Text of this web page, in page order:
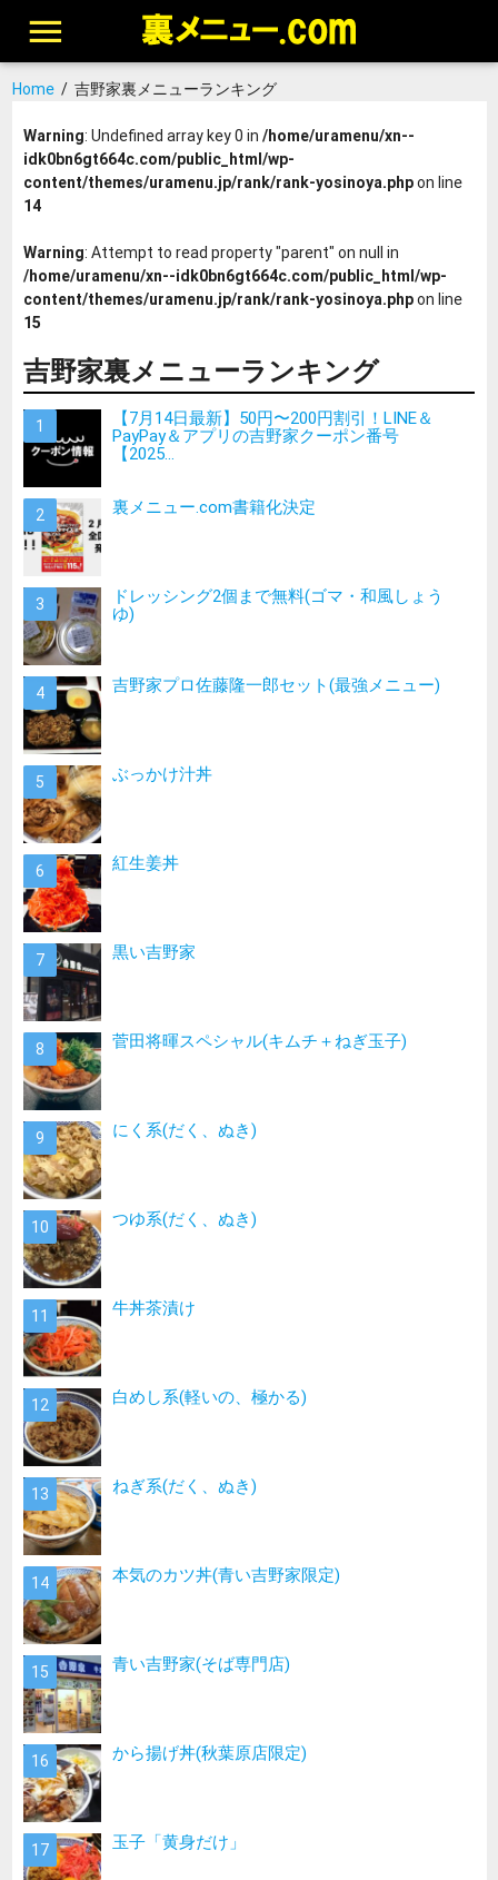
Home/ 吉野家裏メニューランキング
Warning: Undefined array key 0 in /home/uramenu/xn--
idk0bn6gt664c.com/public_html/wp-
content/themes/uramenu.jp/rank/rank-yosinoya.phpon line
14
Warning: Attempt to read property "parent" on null in
/home/uramenu/xn--idk0bn6gt664c.com/public_html/wp-
content/themes/uramenu.jp/rank/rank-yosinoya.phpon line
15
吉野家裏メニューランキング
【7月14日最新】50円〜200円割引！LINE＆
PayPay＆アプリの吉野家クーポン番号
【2025...
裏メニュー.com書籍化決定
ドレッシング2個まで無料(ゴマ・和風しょう
ゆ)
吉野家プロ佐藤隆一郎セット(最強メニュー)
ぶっかけ汁丼
紅生姜丼
黒い吉野家
菅田将暉スペシャル(キムチ＋ねぎ玉子)
にく系(だく、ぬき)
つゆ系(だく、ぬき)
牛丼茶漬け
白めし系(軽いの、極かる)
ねぎ系(だく、ぬき)
本気のカツ丼(青い吉野家限定)
青い吉野家(そば専門店)
から揚げ丼(秋葉原店限定)
玉子「黄身だけ」